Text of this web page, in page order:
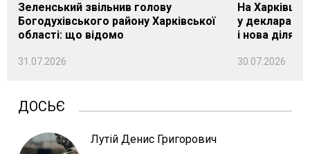
Зеленський звільнив голову
Богодухівського району Харківської
області: що відомо
31.07.2026
На
у декларації
і нова
30.07.2026
ДОСЬЄ
Лутій Денис Григорович